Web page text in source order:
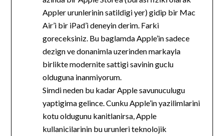
Appler urunlerinin satildigi yer) gidip bir Mac
Air’i bir iPad’i deneyin derim. Farki
goreceksiniz. Bu baglamda Apple’in sadece
dezign ve donanimla uzerinden markayla
birlikte modernite sattigi savinin guclu
olduguna inanmiyorum.
Simdi neden bu kadar Apple savunuculugu
yaptigima gelince. Cunku Apple’in yazilimlarini
kotu oldugunu kanitlanirsa, Apple
kullanicilarinin bu urunleri teknolojik